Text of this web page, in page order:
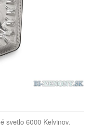
svetlo 6000 Kelvinov.